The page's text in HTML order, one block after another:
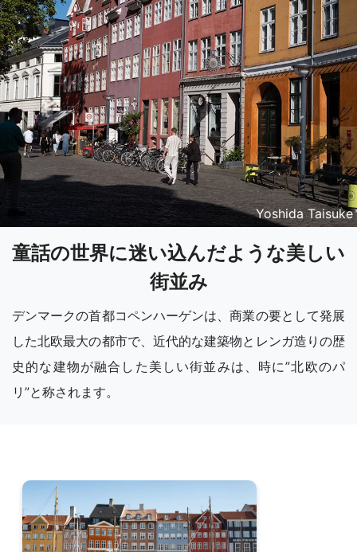
Yoshida Taisuke
童話の世界に迷い込んだような美しい
街並み
デンマークの首都コペンハーゲンは、商業の要として発展
した北欧最大の都市で、近代的な建築物とレンガ造りの歴
史的な建物が融合した美しい街並みは、時に”北欧のパ
リ”と称されます。